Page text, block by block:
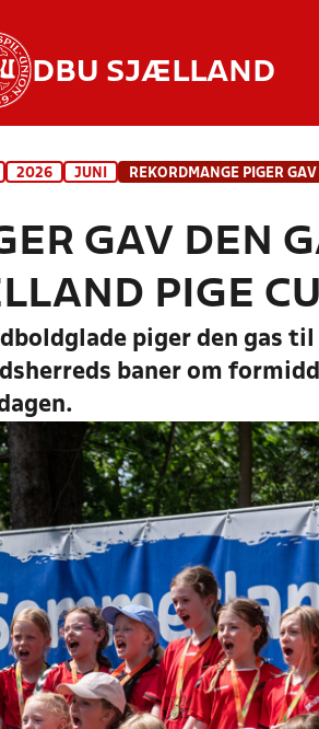
DBU SJÆLLAND
2026 JUNI
GAV DEN
PIGE
piger den gas
baner om